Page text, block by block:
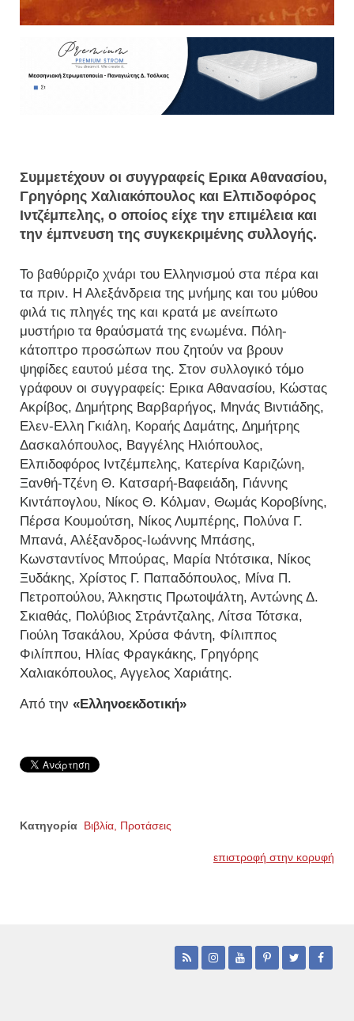
Συμμετέχουν οι συγγραφείς Ερικα Αθανασίου,
Γρηγόρης Χαλιακόπουλος και Ελπιδοφόρος
Ιντζέμπελης, ο οποίος είχε την επιμέλεια και
την έμπνευση της συγκεκριμένης συλλογής.
Το βαθύρριζο χνάρι του Ελληνισμού στα πέρα και
τα πριν. Η Αλεξάνδρεια της μνήμης και του μύθου
φιλά τις πληγές της και κρατά με ανείπωτο
μυστήριο τα θραύσματά της ενωμένα. Πόλη-
κάτοπτρο προσώπων που ζητούν να βρουν
ψηφίδες εαυτού μέσα της. Στον συλλογικό τόμο
γράφουν οι συγγραφείς: Ερικα Αθανασίου, Κώστας
Ακρίβος, Δημήτρης Βαρβαρήγος, Μηνάς Βιντιάδης,
Ελεν-Ελλη Γκιάλη, Κοραής Δαμάτης, Δημήτρης
Δασκαλόπουλος, Βαγγέλης Ηλιόπουλος,
Ελπιδοφόρος Ιντζέμπελης, Κατερίνα Καριζώνη,
Ξανθή-Τζένη Θ. Κατσαρή-Βαφειάδη, Γιάννης
Κιντάπογλου, Νίκος Θ. Κόλμαν, Θωμάς Κοροβίνης,
Πέρσα Κουμούτση, Νίκος Λυμπέρης, Πολύνα Γ.
Μπανά, Αλέξανδρος-Ιωάννης Μπάσης,
Κωνσταντίνος Μπούρας, Μαρία Ντότσικα, Νίκος
Ξυδάκης, Χρίστος Γ. Παπαδόπουλος, Μίνα Π.
Πετροπούλου, Άλκηστις Πρωτοψάλτη, Αντώνης Δ.
Σκιαθάς, Πολύβιος Στράντζαλης, Λίτσα Τότσκα,
Γιούλη Τσακάλου, Χρύσα Φάντη, Φίλιππος
Φιλίππου, Ηλίας Φραγκάκης, Γρηγόρης
Χαλιακόπουλος, Αγγελος Χαριάτης.
Από την «Ελληνοεκδοτική»
Κατηγορία Βιβλία, Προτάσεις
επιστροφή στην κορυφή